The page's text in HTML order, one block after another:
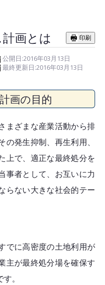
印刷
画とは
公開日:2016年03月13日
最終更新日:2016年03月13日
画の目的
まざまな産業活動から排
発生抑制、再生利用、
上で、適正な最終処分を
事者として、お互いに力
らない大きな社会的テー
でに高密度の土地利用が
主が最終処分場を確保す
。